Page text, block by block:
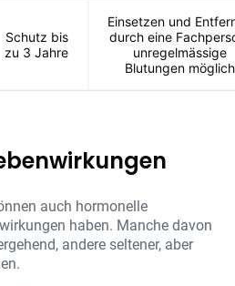
Schutz bis
zu 3 Jahre
Einsetzen und
durch eine
unregelmässige
Blutungen möglich
auch hormonelle
haben. Manche davon
andere seltener, aber